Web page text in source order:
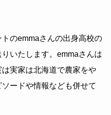
のemmaさんの出身高校の
いたします。emmaさんは
実家は北海道で農家をや
ードや情報なども併せて